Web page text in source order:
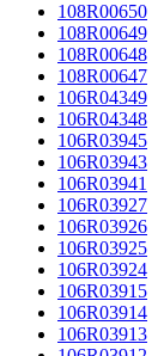
108R00650
108R00649
108R00648
108R00647
106R04349
106R04348
106R03945
106R03943
106R03941
106R03927
106R03926
106R03925
106R03924
106R03915
106R03914
106R03913